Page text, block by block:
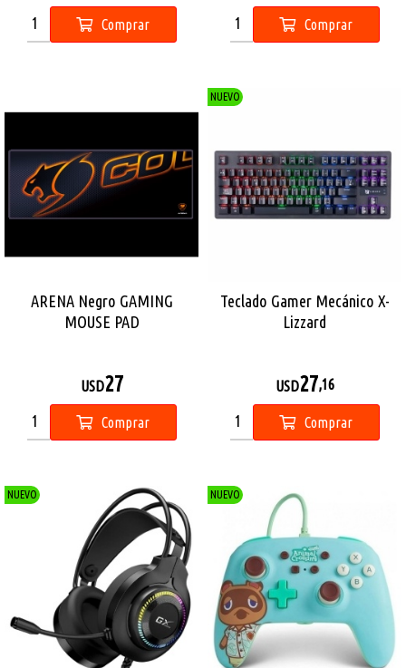
Comprar Comprar
ARENA Negro GAMING
MOUSE PAD
USD27
Comprar
NUEVO
Teclado Gamer Mecánico X-
Lizzard
USD27,16
Comprar
NUEVO NUEVO